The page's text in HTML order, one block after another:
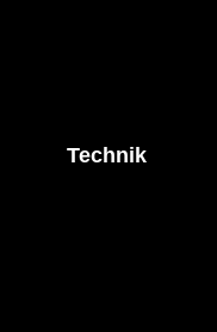
Technik